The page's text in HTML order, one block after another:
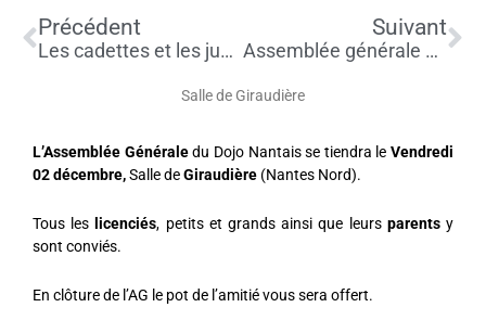
Précédent
Précédent
Les cadettes et les juniors seront aux championnats de France par équipes
Suivant
Assemblée générale – pas de judo
Salle de Giraudière
L’Assemblée Généraledu Dojo Nantais se tiendra le Vendredi
02 décembre,Salle deGiraudière (Nantes Nord).
Tous les licenciés, petits et grands ainsi que leurs parentsy
sont conviés.
En clôture de l’AG le pot de l’amitié vous sera offert.